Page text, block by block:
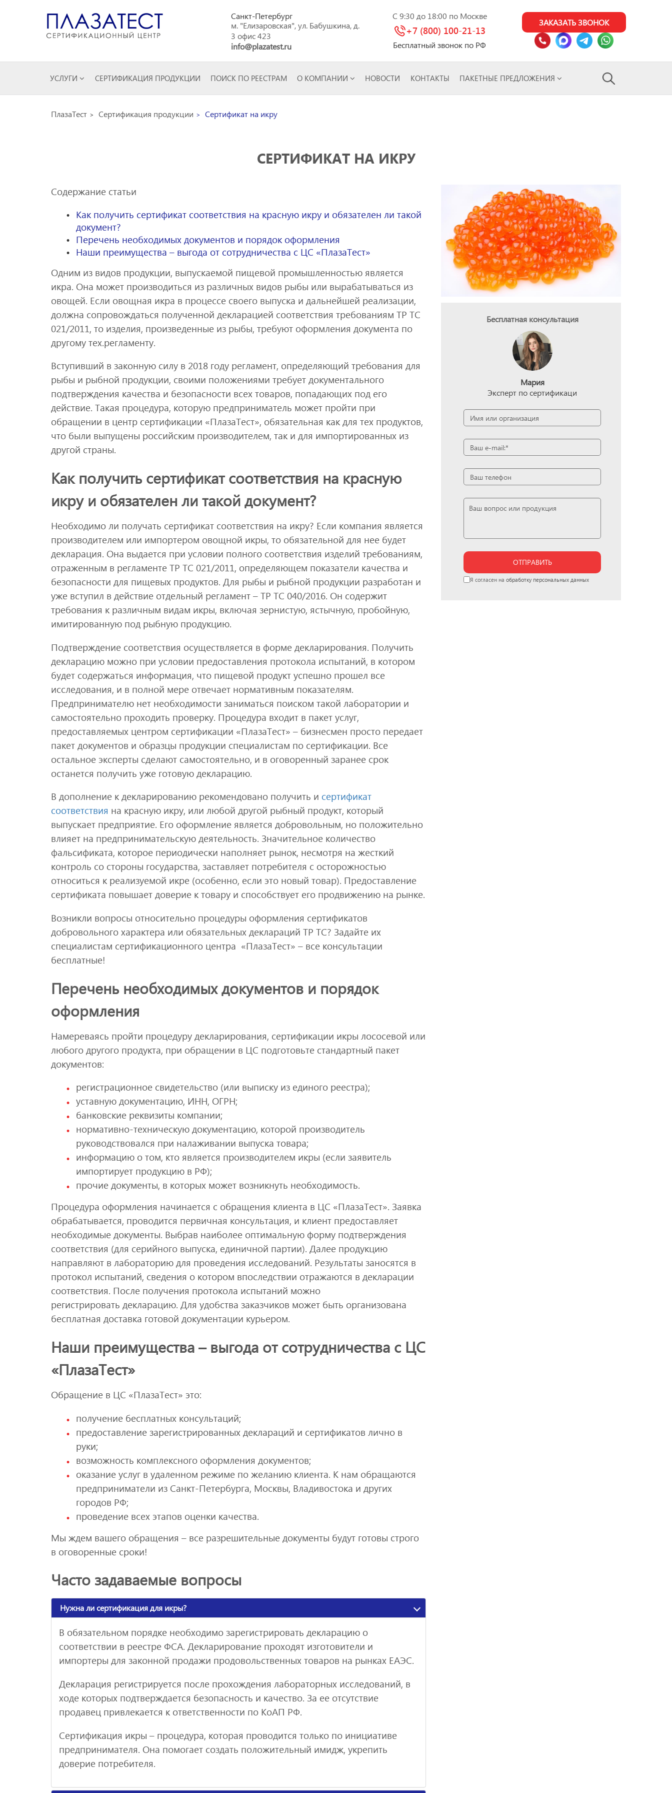
Санкт-Петербург
м. "Елизаровская", ул. Бабушкина, д.
3 офис 423
info@plazatest.ru
C 9:30 до 18:00 по Москве
+7 (800) 100-21-13
Бесплатный звонок по РФ
ЗАКАЗАТЬ ЗВОНОК
УСЛУГИ СЕРТИФИКАЦИЯ ПРОДУКЦИИ ПОИСК ПО РЕЕСТРАМ О КОМПАНИИ НОВОСТИ КОНТАКТЫ ПАКЕТНЫЕ ПРЕДЛОЖЕНИЯ
ПлазаТест Сертификация продукции Сертификат на икру
СЕРТИФИКАТ НА ИКРУ
Содержание статьи
Как получить сертификат соответствия на красную икру и обязателен ли такой
документ?
Перечень необходимых документов и порядок оформления
Наши преимущества – выгода от сотрудничества с ЦС «ПлазаТест»
Одним из видов продукции, выпускаемой пищевой промышленностью является
икра. Она может производиться из различных видов рыбы или вырабатываться из
овощей. Если овощная икра в процессе своего выпуска и дальнейшей реализации,
должна сопровождаться полученной декларацией соответствия требованиям ТР ТС
021/2011, то изделия, произведенные из рыбы, требуют оформления документа по
другому тех.регламенту.
Вступивший в законную силу в 2018 году регламент, определяющий требования для
рыбы и рыбной продукции, своими положениями требует документального
подтверждения качества и безопасности всех товаров, попадающих под его
действие. Такая процедура, которую предприниматель может пройти при
обращении в центр сертификации «ПлазаТест», обязательная как для тех продуктов,
что были выпущены российским производителем, так и для импортированных из
другой страны.
Как получить сертификат соответствия на красную
икру и обязателен ли такой документ?
Необходимо ли получать сертификат соответствия на икру? Если компания является
производителем или импортером овощной икры, то обязательной для нее будет
декларация. Она выдается при условии полного соответствия изделий требованиям,
отраженным в регламенте ТР ТС 021/2011, определяющем показатели качества и
безопасности для пищевых продуктов. Для рыбы и рыбной продукции разработан и
уже вступил в действие отдельный регламент – ТР ТС 040/2016. Он содержит
требования к различным видам икры, включая зернистую, ястычную, пробойную,
имитированную под рыбную продукцию.
Подтверждение соответствия осуществляется в форме декларирования. Получить
декларацию можно при условии предоставления протокола испытаний, в котором
будет содержаться информация, что пищевой продукт успешно прошел все
исследования, и в полной мере отвечает нормативным показателям.
Предпринимателю нет необходимости заниматься поиском такой лаборатории и
самостоятельно проходить проверку. Процедура входит в пакет услуг,
предоставляемых центром сертификации «ПлазаТест» – бизнесмен просто передает
пакет документов и образцы продукции специалистам по сертификации. Все
остальное эксперты сделают самостоятельно, и в оговоренный заранее срок
останется получить уже готовую декларацию.
В дополнение к декларированию рекомендовано получить и сертификат
соответствия на красную икру, или любой другой рыбный продукт, который
выпускает предприятие. Его оформление является добровольным, но положительно
влияет на предпринимательскую деятельность. Значительное количество
фальсификата, которое периодически наполняет рынок, несмотря на жесткий
контроль со стороны государства, заставляет потребителя с осторожностью
относиться к реализуемой икре (особенно, если это новый товар). Предоставление
сертификата повышает доверие к товару и способствует его продвижению на рынке.
Возникли вопросы относительно процедуры оформления сертификатов
добровольного характера или обязательных деклараций ТР ТС? Задайте их
специалистам сертификационного центра «ПлазаТест» – все консультации
бесплатные!
Перечень необходимых документов и порядок
оформления
Намереваясь пройти процедуру декларирования, сертификации икры лососевой или
любого другого продукта, при обращении в ЦС подготовьте стандартный пакет
документов:
регистрационное свидетельство (или выписку из единого реестра);
уставную документацию, ИНН, ОГРН;
банковские реквизиты компании;
нормативно-техническую документацию, которой производитель
руководствовался при налаживании выпуска товара;
информацию о том, кто является производителем икры (если заявитель
импортирует продукцию в РФ);
прочие документы, в которых может возникнуть необходимость.
Процедура оформления начинается с обращения клиента в ЦС «ПлазаТест». Заявка
обрабатывается, проводится первичная консультация, и клиент предоставляет
необходимые документы. Выбрав наиболее оптимальную форму подтверждения
соответствия (для серийного выпуска, единичной партии). Далее продукцию
направляют в лабораторию для проведения исследований. Результаты заносятся в
протокол испытаний, сведения о котором впоследствии отражаются в декларации
соответствия. После получения протокола испытаний можно
регистрировать декларацию. Для удобства заказчиков может быть организована
бесплатная доставка готовой документации курьером.
Наши преимущества – выгода от сотрудничества с ЦС
«ПлазаТест»
Обращение в ЦС «ПлазаТест» это:
получение бесплатных консультаций;
предоставление зарегистрированных деклараций и сертификатов лично в
руки;
возможность комплексного оформления документов;
оказание услуг в удаленном режиме по желанию клиента. К нам обращаются
предприниматели из Санкт-Петербурга, Москвы, Владивостока и других
городов РФ;
проведение всех этапов оценки качества.
Мы ждем вашего обращения – все разрешительные документы будут готовы строго
в оговоренные сроки!
Часто задаваемые вопросы
Нужна ли сертификация для икры?
В обязательном порядке необходимо зарегистрировать декларацию о
соответствии в реестре ФСА. Декларирование проходят изготовители и
импортеры для законной продажи продовольственных товаров на рынках ЕАЭС.
Декларация регистрируется после прохождения лабораторных исследований, в
ходе которых подтверждается безопасность и качество. За ее отсутствие
продавец привлекается к ответственности по КоАП РФ.
Сертификация икры – процедура, которая проводится только по инициативе
предпринимателя. Она помогает создать положительный имидж, укрепить
доверие потребителя.
Бесплатная консультация
Мария
Эксперт по сертификаци
ОТПРАВИТЬ
Я согласен на обработку персональных данных